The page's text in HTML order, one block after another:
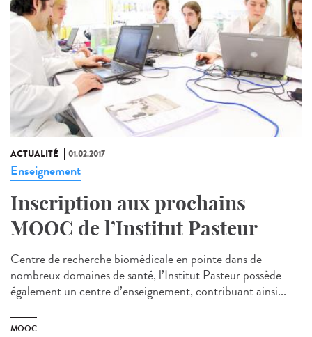
ACTUALITÉ 01.02.2017
Enseignement
Inscription aux prochains
MOOC de l’Institut Pasteur
Centre de recherche biomédicale en pointe dans de
nombreux domaines de santé, l’Institut Pasteur possède
également un centre d’enseignement, contribuant ainsi...
MOOC